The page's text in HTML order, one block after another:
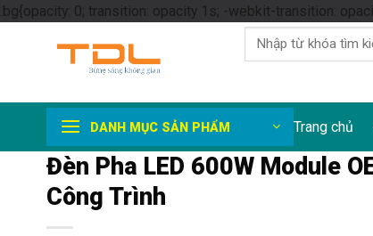
.bg{opacity: 0; transition: opacity 1s; -webkit-transition:
Tìm
kiếm:
DANH MỤC SẢN PHẨM Trang chủ
Đèn Pha LED 600W Module
Công Trình